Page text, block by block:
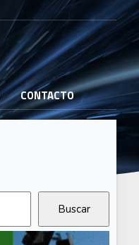
CONTACTO